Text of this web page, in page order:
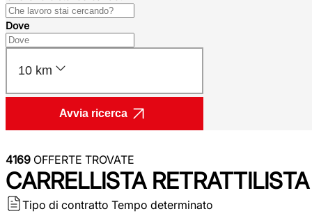
Dove
10 km
Avvia ricerca
4169 OFFERTE TROVATE
CARRELLISTA RETRATTILISTA
Tipo di contratto Tempo determinato